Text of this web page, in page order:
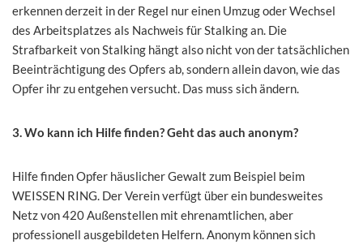
erkennen derzeit in der Regel nur einen Umzug oder Wechsel
des Arbeitsplatzes als Nachweis für Stalking an. Die
Strafbarkeit von Stalking hängt also nicht von der tatsächlichen
Beeinträchtigung des Opfers ab, sondern allein davon, wie das
Opfer ihr zu entgehen versucht. Das muss sich ändern.
3. Wo kann ich Hilfe finden? Geht das auch anonym?
Hilfe finden Opfer häuslicher Gewalt zum Beispiel beim
WEISSEN RING. Der Verein verfügt über ein bundesweites
Netz von 420 Außenstellen mit ehrenamtlichen, aber
professionell ausgebildeten Helfern. Anonym können sich